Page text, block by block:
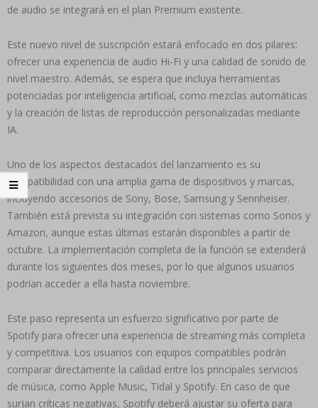
de audio se integrará en el plan Premium existente.
Este nuevo nivel de suscripción estará enfocado en dos pilares:
ofrecer una experiencia de audio Hi-Fi y una calidad de sonido de
nivel maestro. Además, se espera que incluya herramientas
potenciadas por inteligencia artificial, como mezclas automáticas
y la creación de listas de reproducción personalizadas mediante
IA.
Uno de los aspectos destacados del lanzamiento es su
compatibilidad con una amplia gama de dispositivos y marcas,
incluyendo accesorios de Sony, Bose, Samsung y Sennheiser.
También está prevista su integración con sistemas como Sonos y
Amazon, aunque estas últimas estarán disponibles a partir de
octubre. La implementación completa de la función se extenderá
durante los siguientes dos meses, por lo que algunos usuarios
podrían acceder a ella hasta noviembre.
Este paso representa un esfuerzo significativo por parte de
Spotify para ofrecer una experiencia de streaming más completa
y competitiva. Los usuarios con equipos compatibles podrán
comparar directamente la calidad entre los principales servicios
de música, como Apple Music, Tidal y Spotify. En caso de que
surjan críticas negativas, Spotify deberá ajustar su oferta para